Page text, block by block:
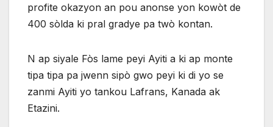
profite okazyon an pou anonse yon kowòt de
400 sòlda ki pral gradye pa twò kontan.
N ap siyale Fòs lame peyi Ayiti a ki ap monte
tipa tipa pa jwenn sipò gwo peyi ki di yo se
zanmi Ayiti yo tankou Lafrans, Kanada ak
Etazini.